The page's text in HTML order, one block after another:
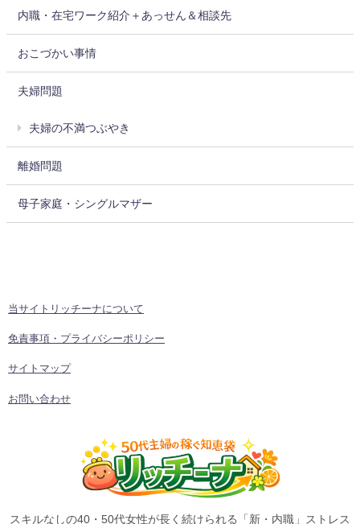
内職・在宅ワーク紹介＋あっせん＆相談先
おこづかい事情
夫婦問題
夫婦の不満つぶやき
離婚問題
母子家庭・シングルマザー
当サイトリッチーナについて
免責事項・プライバシーポリシー
サイトマップ
お問い合わせ
スキルなしの40・50代女性が長く続けられる「新・内職」ストレス